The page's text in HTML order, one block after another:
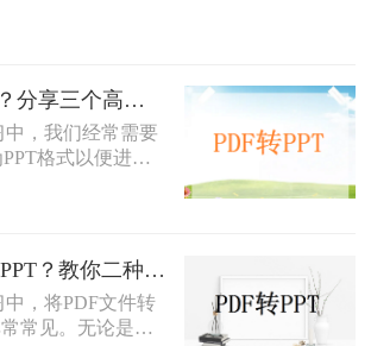
PPT则更多地用
行演讲。有时，
、修改或展示。那
本文将介绍三种
方法：使用专业
利用在线转换工
贴内容。
pdf转ppt怎么转？分享三个高效转换方法！
，我们经常需要
格式以便进行
转ppt怎么转
常用的pdf转ppt
PDF怎么转换成PPT？教你二种转换方法！
，将PDF文件转
常见。无论是为